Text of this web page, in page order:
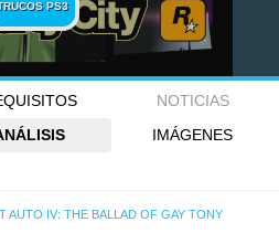
PS3
NOTICIAS
IMÁGENES
AUTO IV: THE BALLAD OF GAY TONY